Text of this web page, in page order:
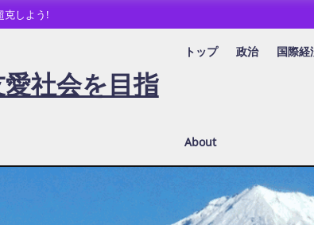
克しよう!
社会を目指
トップ 政治 国際経
About